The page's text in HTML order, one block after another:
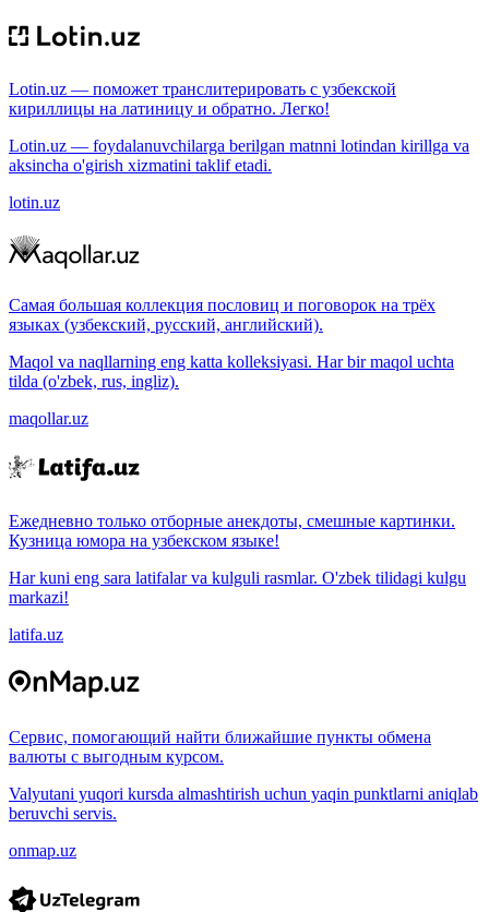
Lotin.uz — поможет транслитерировать с узбекской
кириллицы на латиницу и обратно. Легко!
Lotin.uz — foydalanuvchilarga berilgan matnni lotindan kirillga va
aksincha o'girish xizmatini taklif etadi.
lotin.uz
Самая большая коллекция пословиц и поговорок на трёх
языках (узбекский, русский, английский).
Maqol va naqllarning eng katta kolleksiyasi. Har bir maqol uchta
tilda (o'zbek, rus, ingliz).
maqollar.uz
Ежедневно только отборные анекдоты, смешные картинки.
Кузница юмора на узбекском языке!
Har kuni eng sara latifalar va kulguli rasmlar. O'zbek tilidagi kulgu
markazi!
latifa.uz
Сервис, помогающий найти ближайшие пункты обмена
валюты с выгодным курсом.
Valyutani yuqori kursda almashtirish uchun yaqin punktlarni aniqlab
beruvchi servis.
onmap.uz